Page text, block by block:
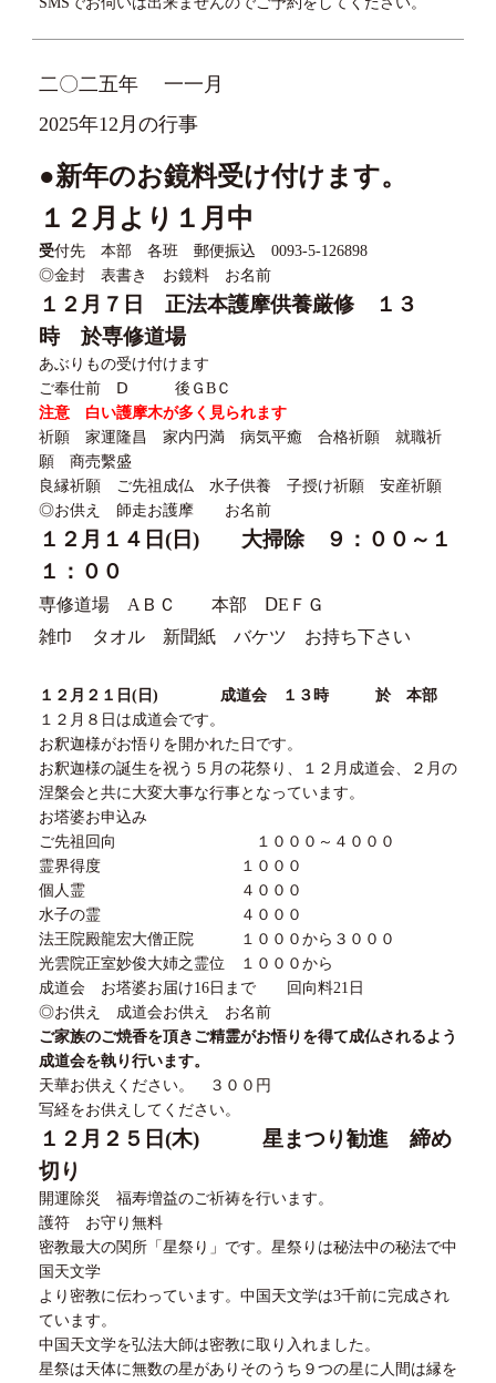
二〇二五年
一一月
2025年12月の行事
●新年のお鏡料受け付けます。
１２月より１月中
受付先 本部 各班 郵便振込 0093-5-126898
◎金封 表書き お鏡料 お名前
１２ 月 ７ 日 正法本護摩供養厳修 １３
時 於専修道場
あぶりもの受け付けます
ご奉仕前
Ⅾ 後Ｇ BＣ
注意 白い護摩木が多く見られます
祈願 家運隆昌 家内円満 病気平癒 合格祈願 就職祈
願 商売繫盛
良縁祈願 ご先祖成仏 水子供養 子授け祈願 安産祈願
◎お供え 師走お護摩 お名前
１２ 月１４日(日) 大掃除 ９：００～１
１：００
専修道場 AＢＣ 本部 ⅮEＦＧ
雑巾 タオル 新聞紙 バケツ お持ち下さい
１２ 月 ２１ 日 (日 ) 成道会 １３ 時 於 本部
１２月８日は成道会です。
お釈迦様がお悟りを開かれた日です。
お釈迦様の誕生を祝う５月の花祭り、１２月成道会、２月の
涅槃会と共に大変大事な行事となっています。
お塔婆お申込み
ご先祖回向 １０００～４０００
霊界得度 １０００
個人霊 ４０００
水子の霊 ４０００
法王院殿龍宏大僧正院 １０００から３０００
光雲院正室妙俊大姉之霊位 １０００から
成道会 お塔婆お届け16日まで 回向料21日
◎お供え 成道会お供え お名前
ご家族のご焼香を頂きご精霊がお悟りを得て成仏されるよう
成道会を執り行います。
天華お供えください。 ３００円
写経をお供えしてください。
１２ 月 ２５ 日(木)星まつり勧進 締め
切り
開運除災 福寿増益のご祈祷を行います。
護符 お守り無料
密教最大の関所「星祭り」です。星祭りは秘法中の秘法で中
国天文学
より密教に伝わっています。中国天文学は3千前に完成され
ています。
中国天文学を弘法大師は密教に取り入れました。
星祭は天体に無数の星がありそのうち９つの星に人間は縁を